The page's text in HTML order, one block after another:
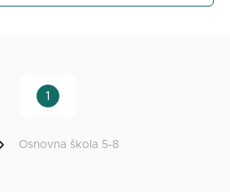
jezik.
1
Osnovna škola 5-8